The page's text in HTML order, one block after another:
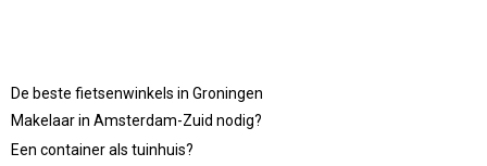
De beste fietsenwinkels in Groningen
Makelaar in Amsterdam-Zuid nodig?
Een container als tuinhuis?